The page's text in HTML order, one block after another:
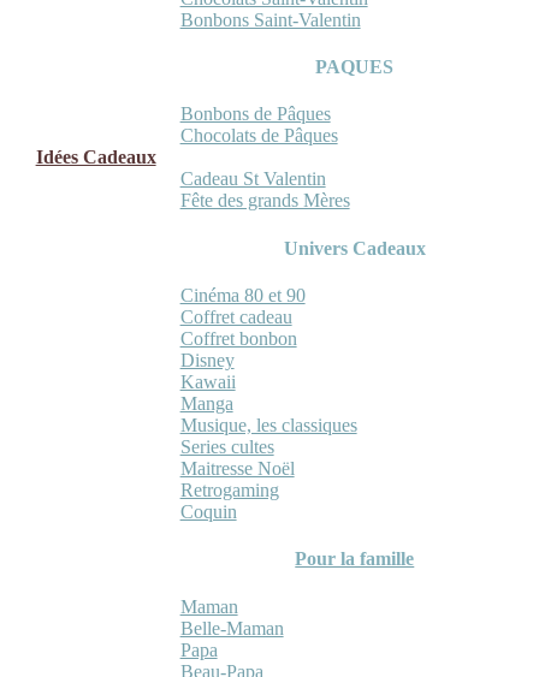
Bonbons Saint-Valentin
PAQUES
Bonbons de Pâques
Chocolats de Pâques
Idées Cadeaux
Cadeau St Valentin
Fête des grands Mères
Univers Cadeaux
Cinéma 80 et 90
Coffret cadeau
Coffret bonbon
Disney
Kawaii
Manga
Musique, les classiques
Series cultes
Maitresse Noël
Retrogaming
Coquin
Pour la famille
Maman
Belle-Maman
Papa
Beau-Papa